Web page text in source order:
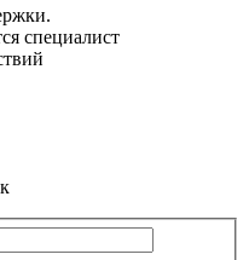
специалист